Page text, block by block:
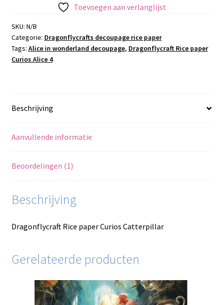
aantal
Toevoegen aan verlanglijst
SKU: N/B
Categorie: Dragonflycrafts decoupage rice paper
Tags: Alice in wonderland decoupage, Dragonflycraft Rice paper
Curios Alice 4
Beschrijving
Aanvullende informatie
Beoordelingen (1)
Beschrijving
Dragonflycraft Rice paper Curios Catterpillar
Gerelateerde producten